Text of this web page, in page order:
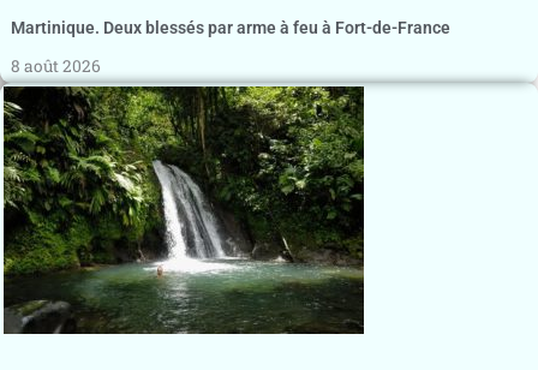
Martinique. Deux blessés par arme à feu à Fort-de-France
8 août 2026